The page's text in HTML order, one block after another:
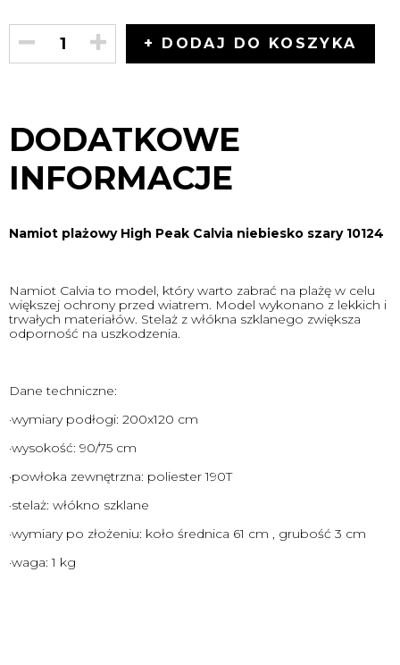
+ DODAJ DO KOSZYKA
DODATKOWE
INFORMACJE
Namiot plażowy High Peak Calvia niebiesko szary 10124
Namiot Calvia to model, który warto zabrać na plażę w celu
większej ochrony przed wiatrem. Model wykonano z lekkich i
trwałych materiałów. Stelaż z włókna szklanego zwiększa
odporność na uszkodzenia.
Dane techniczne:
·wymiary podłogi: 200x120 cm
·wysokość: 90/75 cm
·powłoka zewnętrzna: poliester 190T
·stelaż: włókno szklane
·wymiary po złożeniu: koło średnica 61 cm , grubość 3 cm
·waga: 1 kg